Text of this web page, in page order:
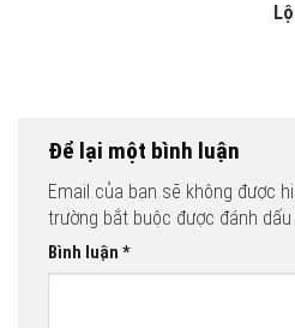
Để lại một bình luận
Email của bạn sẽ không được
trường bắt buộc được đánh dấu
Bình luận *